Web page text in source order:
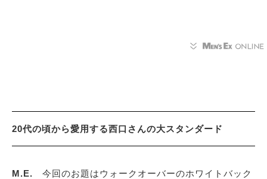
20代の頃から愛用する西口さんの大スタンダード
M.E. 今回のお題はウォークオーバーのホワイトバック